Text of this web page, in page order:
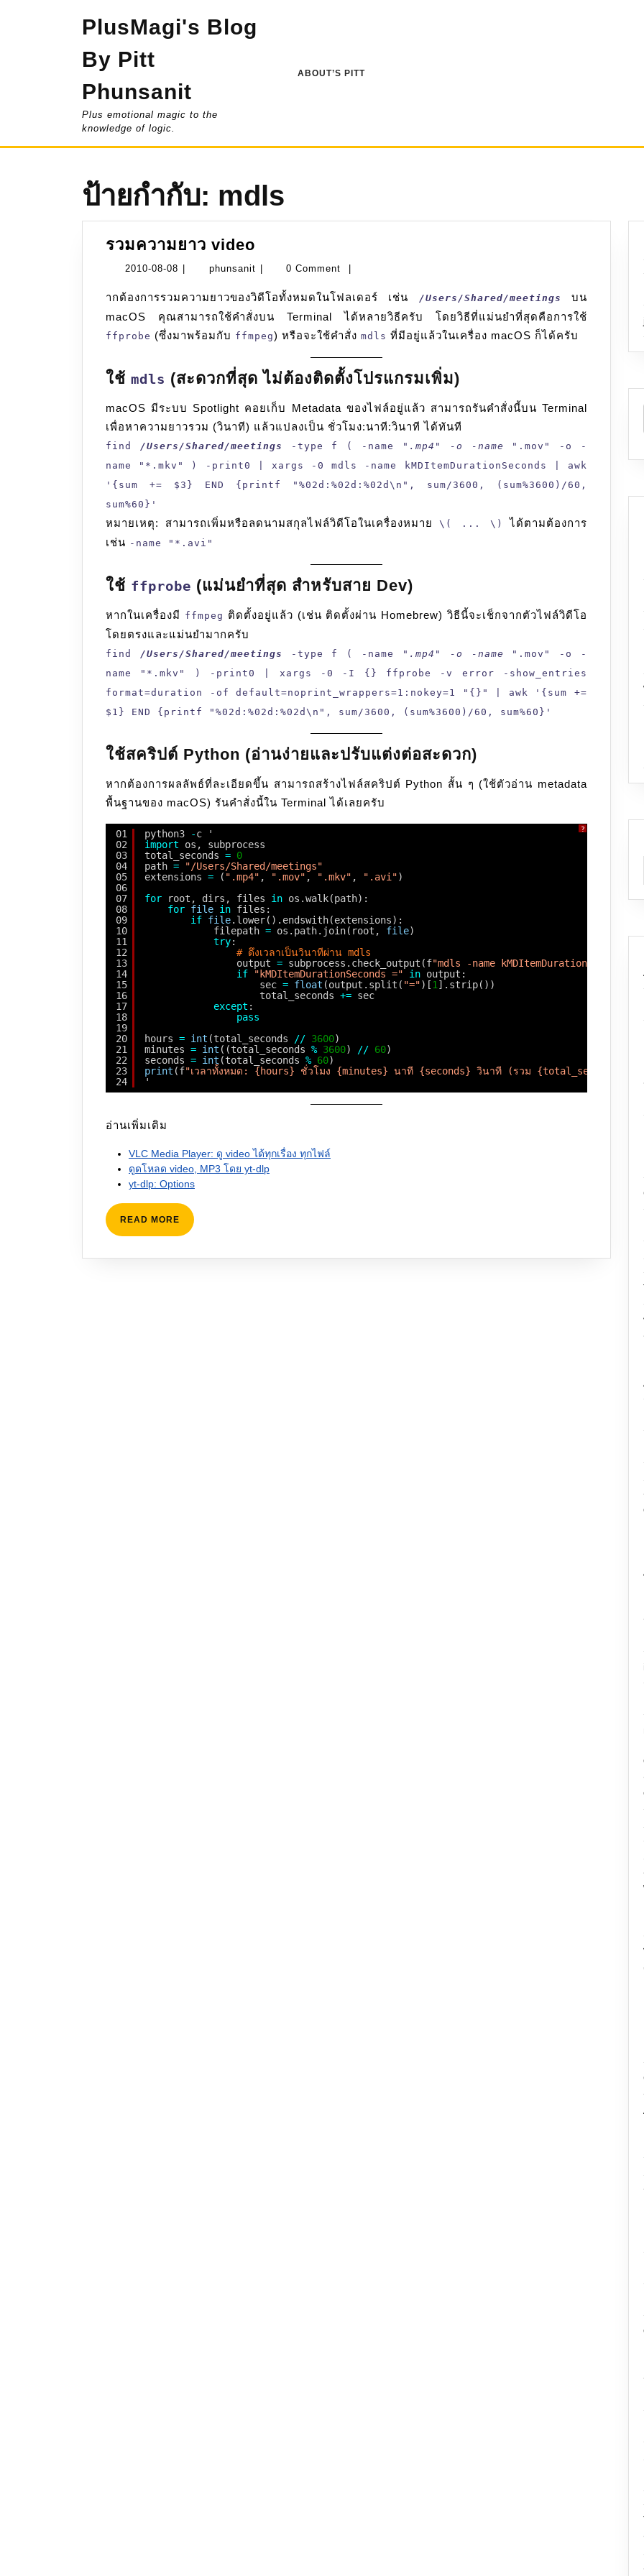
PlusMagi's Blog
By Pitt
Phunsanit
Plus emotional magic to the
knowledge of logic.
ABOUT’S PITT
ป้ายกำกับ: mdls
รวมความยาว video
ความ
video
2010-08-08 2010-
08
phunsanit phunsanit0 Comment
ากต้องการรวมความยาวของวิดีโอทั้งหมดในโฟลเดอร์ เช่น /Users/Shared/meetings
บน
macOS คุณสามารถใช้คำสั่งบน Terminal ได้หลายวิธีครับ โดยวิธีที่แม่นยำที่สุดคือการใช้
ffprobe (ซึ่งมาพร้อมกับ ffmpeg) หรือจะใช้คำสั่ง mdls ที่มีอยู่แล้วในเครื่อง macOS ก็ได้ครับ
ใช้ mdls (สะดวกที่สุด ไม่ต้องติดตั้งโปรแกรมเพิ่ม)
macOS มีระบบ Spotlight คอยเก็บ Metadata ของไฟล์อยู่แล้ว สามารถรันคำสั่งนี้บน Terminal
เพื่อหาความยาวรวม (วินาที) แล้วแปลงเป็น ชั่วโมง:นาที:วินาที ได้ทันที
find /Users/Shared/meetings -type f ( -name " .mp4" -o -name " .mov" -o -
name "*.mkv" ) -print0 | xargs -0 mdls -name kMDItemDurationSeconds | awk
'{sum += $3} END {printf "%02d:%02d:%02d\n", sum/3600, (sum%3600)/60,
sum%60}'
หมายเหตุ: สามารถเพิ่มหรือลดนามสกุลไฟล์วิดีโอในเครื่องหมาย \( ... \)
ได้ตามต้องการ
เช่น -name "*.avi"
ใช้ ffprobe (แม่นยำที่สุด สำหรับสาย Dev)
หากในเครื่องมี ffmpeg ติดตั้งอยู่แล้ว (เช่น ติดตั้งผ่าน Homebrew) วิธีนี้จะเช็กจากตัวไฟล์วิดีโอ
โดยตรงและแม่นยำมากครับ
find /Users/Shared/meetings -type f ( -name " .mp4" -o -name " .mov" -o -
name "*.mkv" ) -print0 | xargs -0 -I {} ffprobe -v error -show_entries
format=duration -of default=noprint_wrappers=1:nokey=1 "{}" | awk '{sum +=
$1} END {printf "%02d:%02d:%02d\n", sum/3600, (sum%3600)/60, sum%60}'
ใช้สคริปต์ Python (อ่านง่ายและปรับแต่งต่อสะดวก)
หากต้องการผลลัพธ์ที่ละเอียดขึ้น สามารถสร้างไฟล์สคริปต์ Python สั้น ๆ (ใช้ตัวอ่าน metadata
พื้นฐานของ macOS) รันคำสั่งนี้ใน Terminal ได้เลยครับ
?
01
02
03
04
05
06
07
08
09
10
11
12
13
14
15
16
17
18
19
20
21
22
23
24
python3 -c '
import
os, subprocess
total_seconds = 0
path =
"/Users/Shared/meetings"
extensions = ( ".mp4" , ".mov" , ".mkv" , ".avi")
for
root, dirs, files in os.walk(path):
for file in files:
if file.lower().endswith(extensions):
filepath = os.path.join(root, file)
try:
# ดึงเวลาเป็นวินาทีผ่าน mdls
output = subprocess.check_output(f"mdls -name
if
"kMDItemDurationSeconds =" in output:
sec = float (output.split( "=")[1 ].strip())
total_seconds += sec
except :
pass
hours = int (total_seconds // 3600)
minutes = int ((total_seconds % 3600) // 60)
seconds = int (total_seconds % 60)
print (f"เวลาทั้งหมด: {hours} ชั่วโมง {minutes} นาที {seconds} วินาที (รวม
'
อ่านเพิ่มเติม
VLC Media Player: ดู video ได้ทุกเรื่อง ทุกไฟล์
ดูดโหลด video, MP3 โดย yt-dlp
yt-dlp: Options
READ MORE READ
MORE